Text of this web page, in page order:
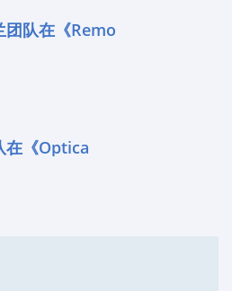
队在《Remo
在《Optica